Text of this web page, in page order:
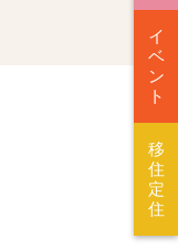
イ
ベ
ン
ト
移
住
定
住